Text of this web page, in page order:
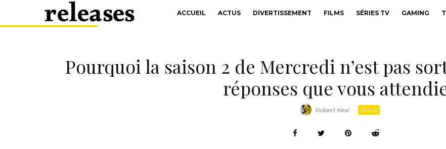
ACCUEIL ACTUS DIVERTISSEMENT FILMS SÉRIES TV GAMING
Pourquoi la saison 2 de Mercredi n’est pas
réponses que vous
Robert Keal · Actus